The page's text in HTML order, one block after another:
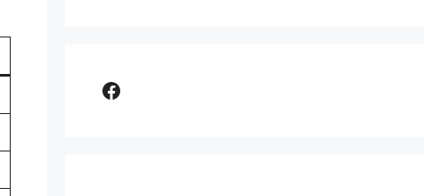
Comparer assurance